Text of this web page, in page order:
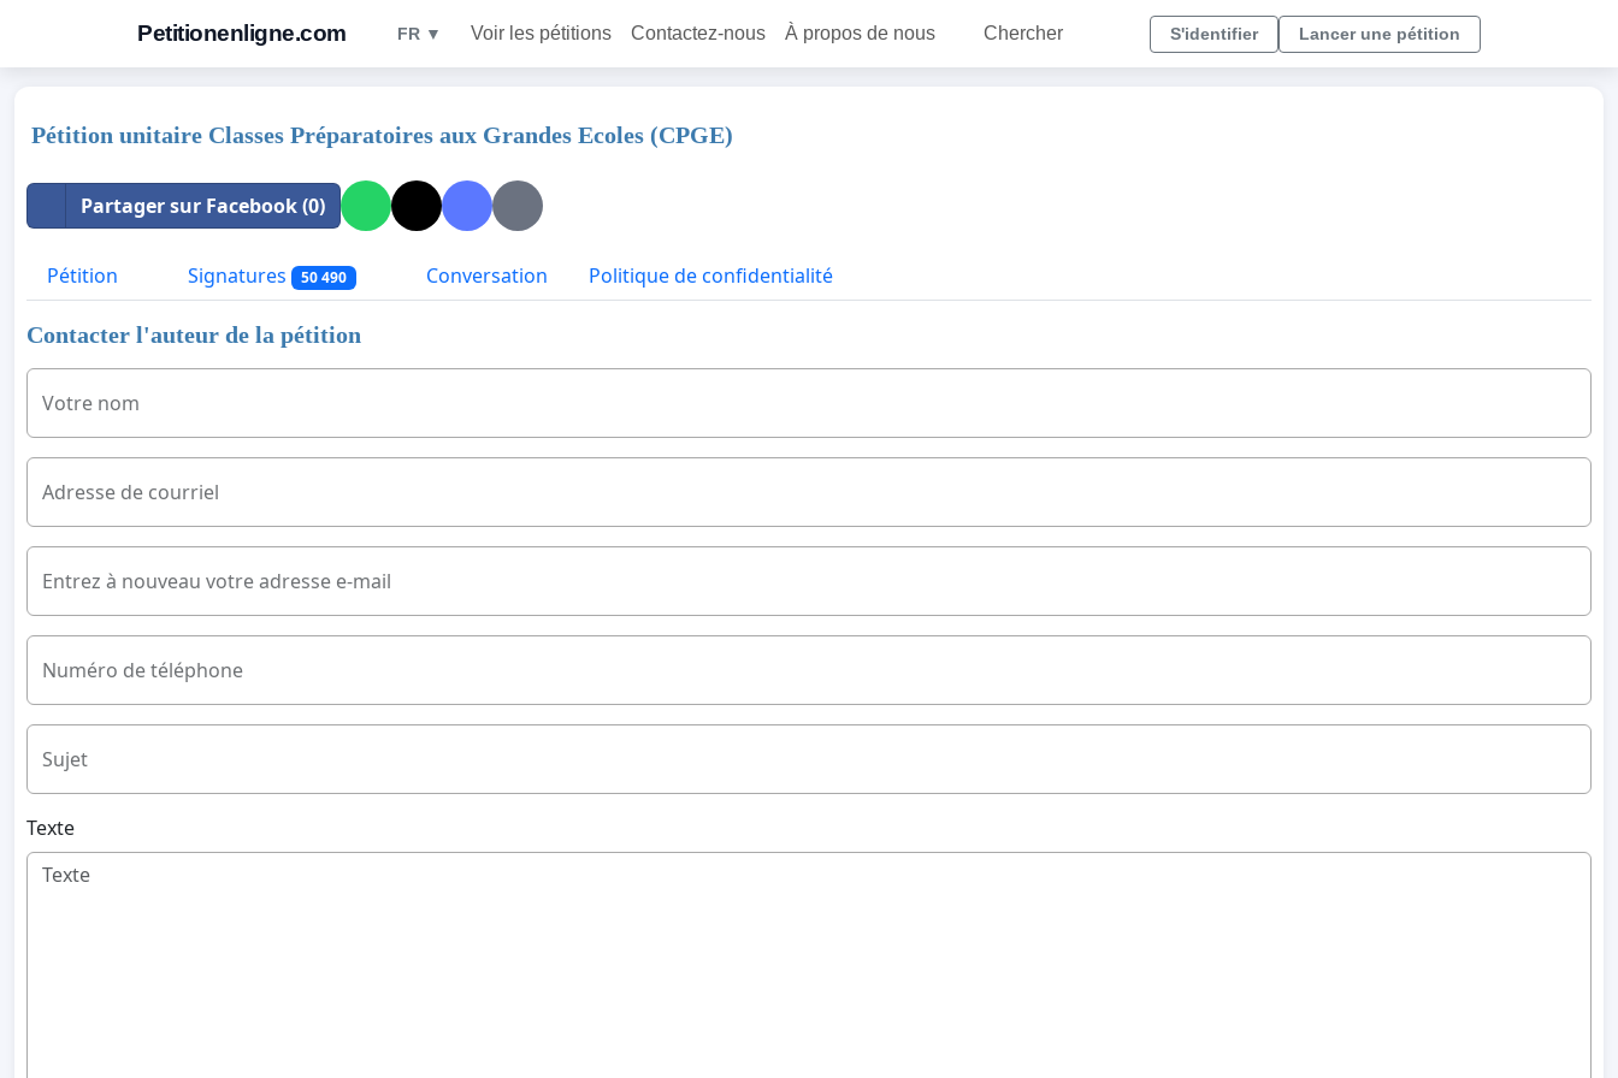
Petitionenligne.com FR ▼ Voir les pétitions Contactez-nous À propos de nous Chercher S'identifier Lancer une pétition
Pétition unitaire Classes Préparatoires aux Grandes Ecoles (CPGE)
Partager sur Facebook (0)
Pétition Signatures 50 490 Conversation Politique de confidentialité
Contacter l'auteur de la pétition
Votre nom
Adresse de courriel
Entrez à nouveau votre adresse e-mail
Numéro de téléphone
Sujet
Texte